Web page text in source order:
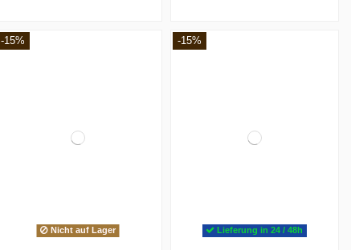
-15%
Nicht auf Lager
-15%
Lieferung in 24 / 48h